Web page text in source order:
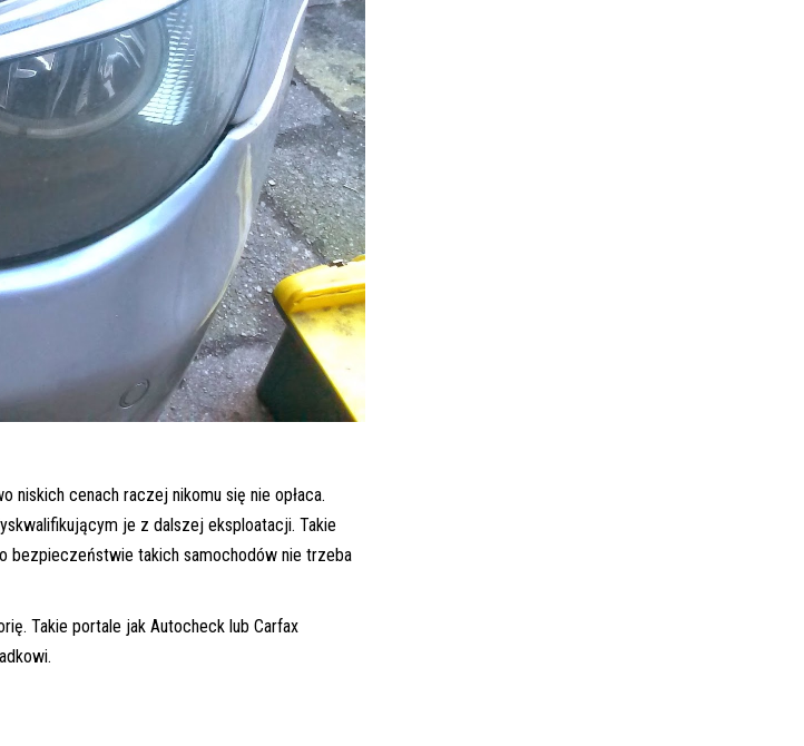
cenach raczej nikomu się nie opłaca.
je z dalszej eksploatacji. Takie
bezpieczeństwie takich samochodów nie trzeba
Takie portale jak Autocheck lub Carfax